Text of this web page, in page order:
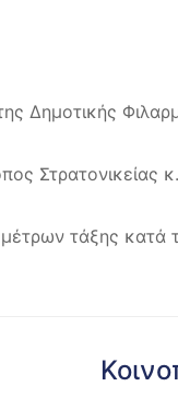
Δημοτικής
Στρατονικείας
τάξης κατά